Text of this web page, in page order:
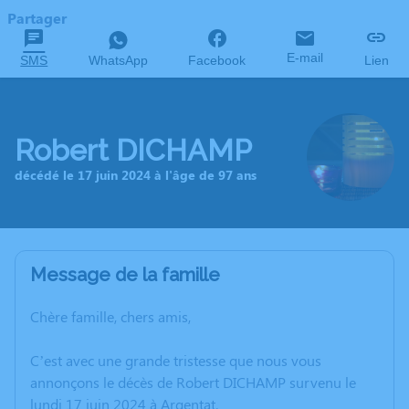
Partager
SMS WhatsApp Facebook E-mail Lien
Robert DICHAMP
décédé le 17 juin 2024 à l'âge de 97 ans
Message de la famille
Chère famille, chers amis,
C’est avec une grande tristesse que nous vous
annonçons le décès de Robert DICHAMP survenu le
lundi 17 juin 2024 à Argentat.